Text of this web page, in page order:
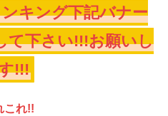
キング下記バナー
て下さい!!!お願いし
!!!
これ!!